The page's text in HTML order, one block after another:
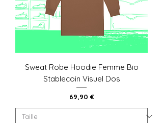
Sweat Robe Hoodie Femme Bio
Stablecoin Visuel Dos
Prix
69,90 €